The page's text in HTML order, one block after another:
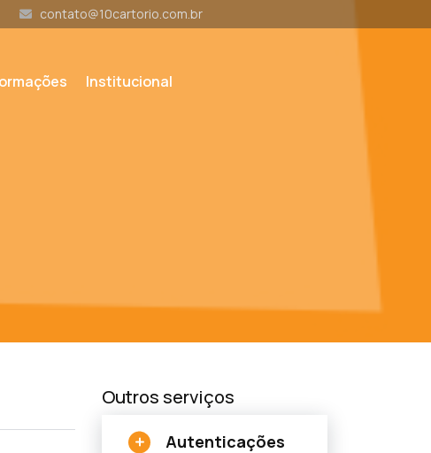
contato@10cartorio.com.br
Institucional
Outros serviços
Autenticações